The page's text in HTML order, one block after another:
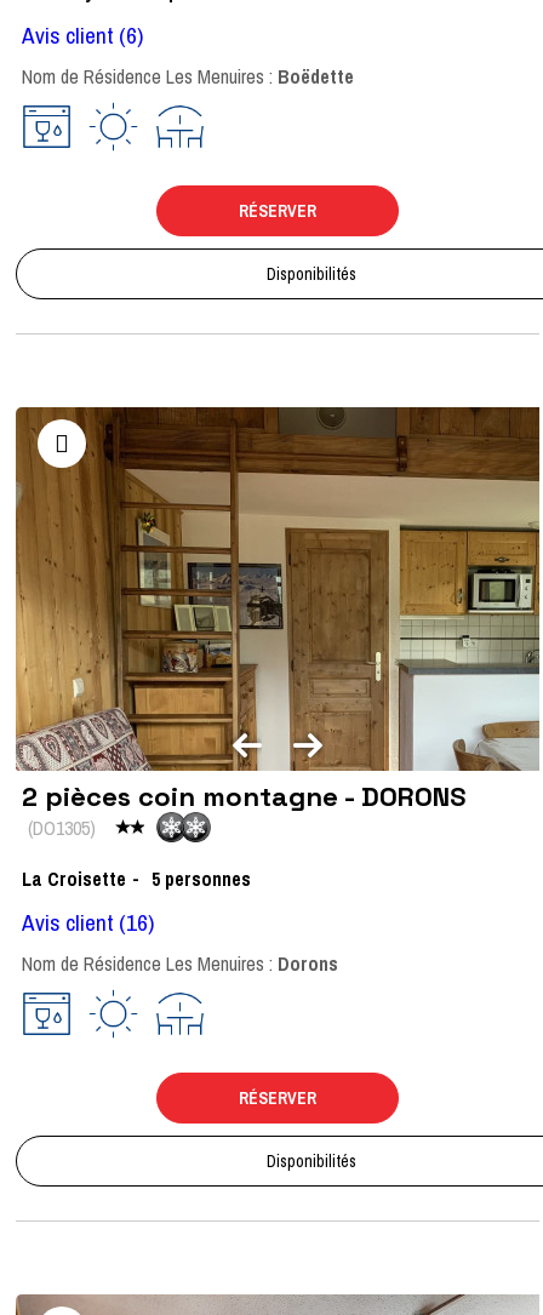
Avis client (6)
Nom de Résidence Les Menuires : Boëdette
RÉSERVER
Disponibilités
2 pièces coin montagne - DORONS
(DO1305)
La Croisette
5 personnes
Avis client (16)
Nom de Résidence Les Menuires : Dorons
RÉSERVER
Disponibilités